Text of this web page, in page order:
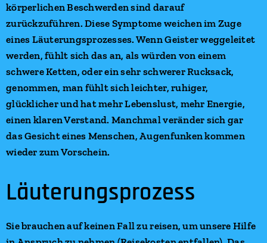
körperlichen Beschwerden sind darauf
zurückzuführen. Diese Symptome weichen im Zuge
eines Läuterungsprozesses. Wenn Geister weggeleitet
werden, fühlt sich das an, als würden von einem
schwere Ketten, oder ein sehr schwerer Rucksack,
genommen, man fühlt sich leichter, ruhiger,
glücklicher und hat mehr Lebenslust, mehr Energie,
einen klaren Verstand. Manchmalveränder sich gar
das Gesicht eines Menschen, Augenfunken kommen
wieder zum Vorschein.
Läuterungsprozess
Sie brauchen auf keinen Fall zu reisen, um unsere Hilfe